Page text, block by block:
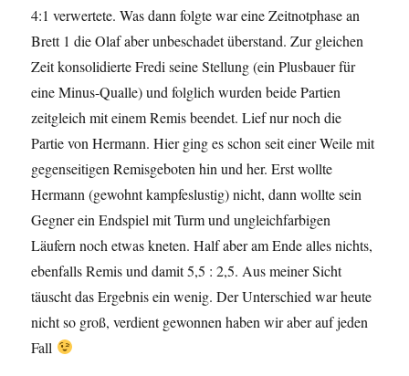
4:1 verwertete. Was dann folgte war eine Zeitnotphase an
Brett 1 die Olaf aber unbeschadet überstand. Zur gleichen
Zeit konsolidierte Fredi seine Stellung (ein Plusbauer für
eine Minus-Qualle) und folglich wurden beide Partien
zeitgleich mit einem Remis beendet. Lief nur noch die
Partie von Hermann. Hier ging es schon seit einer Weile mit
gegenseitigen Remisgeboten hin und her. Erst wollte
Hermann (gewohnt kampfeslustig) nicht, dann wollte sein
Gegner ein Endspiel mit Turm und ungleichfarbigen
Läufern noch etwas kneten. Half aber am Ende alles nichts,
ebenfalls Remis und damit 5,5 : 2,5. Aus meiner Sicht
täuscht das Ergebnis ein wenig. Der Unterschied war heute
nicht so groß, verdient gewonnen haben wir aber auf jeden
Fall